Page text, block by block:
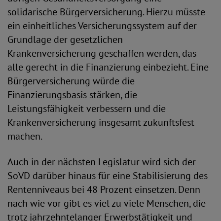
solidarische Bürgerversicherung. Hierzu müsste
ein einheitliches Versicherungssystem auf der
Grundlage der gesetzlichen
Krankenversicherung geschaffen werden, das
alle gerecht in die Finanzierung einbezieht. Eine
Bürgerversicherung würde die
Finanzierungsbasis stärken, die
Leistungsfähigkeit verbessern und die
Krankenversicherung insgesamt zukunftsfest
machen.
Auch in der nächsten Legislatur wird sich der
SoVD darüber hinaus für eine Stabilisierung des
Rentenniveaus bei 48 Prozent einsetzen. Denn
nach wie vor gibt es viel zu viele Menschen, die
trotz jahrzehntelanger Erwerbstätigkeit und